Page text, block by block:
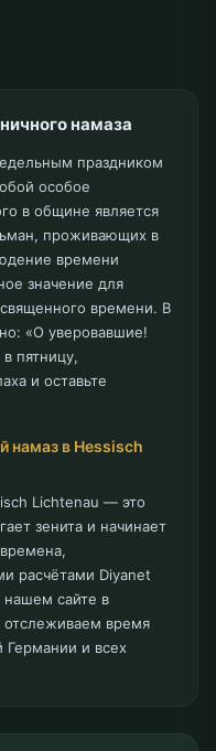
намаза
праздником
особое
в общине является
проживающих в
времени
значение для
времени. В
«О уверовавшие!
пятницу,
и оставьте
намаз в Hessisch
Lichtenau — это
зенита и начинает
расчётами Diyanet
нашем сайте в
время
Германии и всех